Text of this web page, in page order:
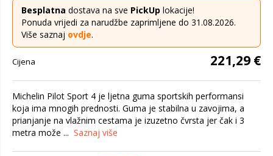
Besplatna dostava na sve PickUp lokacije!
Ponuda vrijedi za narudžbe zaprimljene do 31.08.2026.
Više saznaj ovdje.
Cijena 221,29 €
Michelin Pilot Sport 4 je ljetna guma sportskih performansi
koja ima mnogih prednosti. Guma je stabilna u zavojima, a
prianjanje na vlažnim cestama je izuzetno čvrsta jer čak i 3
metra može ... Saznaj više